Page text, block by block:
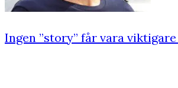
Ingen ”story” får vara